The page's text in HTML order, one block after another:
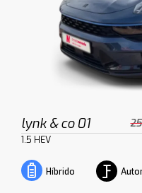
lynk & co 01
1.5 HEV
Híbrido